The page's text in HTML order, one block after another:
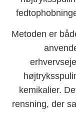
Metoden er
kemikalier.
rensning, der